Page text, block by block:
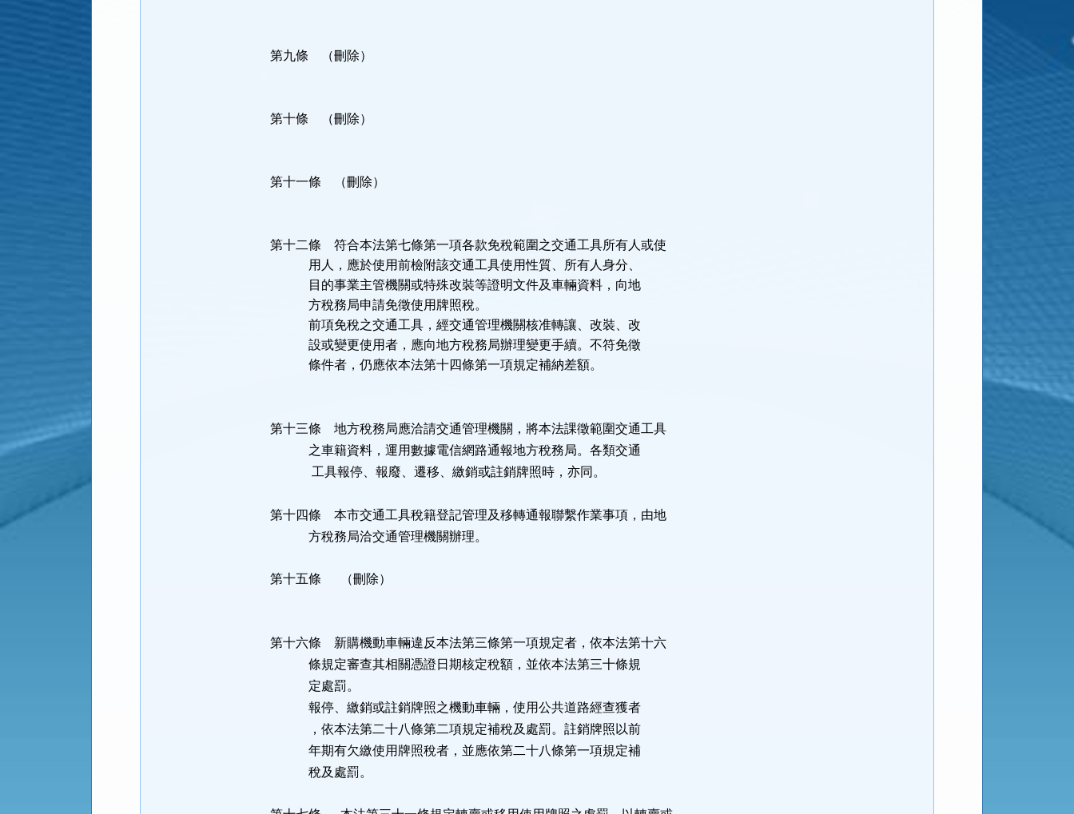
第九條 （刪除）
第十條 （刪除）
第十一條 （刪除）
第十二條 符合本法第七條第一項各款免稅範圍之交通工具所有人或使
用人，應於使用前檢附該交通工具使用性質、所有人身分、
目的事業主管機關或特殊改裝等證明文件及車輛資料，向地
方稅務局申請免徵使用牌照稅。
前項免稅之交通工具，經交通管理機關核准轉讓、改裝、改
設或變更使用者，應向地方稅務局辦理變更手續。不符免徵
條件者，仍應依本法第十四條第一項規定補納差額。
第十三條 地方稅務局應洽請交通管理機關，將本法課徵範圍交通工具
之車籍資料，運用數據電信網路通報地方稅務局。各類交通
工具報停、報廢、遷移、繳銷或註銷牌照時，亦同。
第十四條 本市交通工具稅籍登記管理及移轉通報聯繫作業事項，由地
方稅務局洽交通管理機關辦理。
第十五條 （刪除）
第十六條 新購機動車輛違反本法第三條第一項規定者，依本法第十六
條規定審查其相關憑證日期核定稅額，並依本法第三十條規
定處罰。
報停、繳銷或註銷牌照之機動車輛，使用公共道路經查獲者
，依本法第二十八條第二項規定補稅及處罰。註銷牌照以前
年期有欠繳使用牌照稅者，並應依第二十八條第一項規定補
稅及處罰。